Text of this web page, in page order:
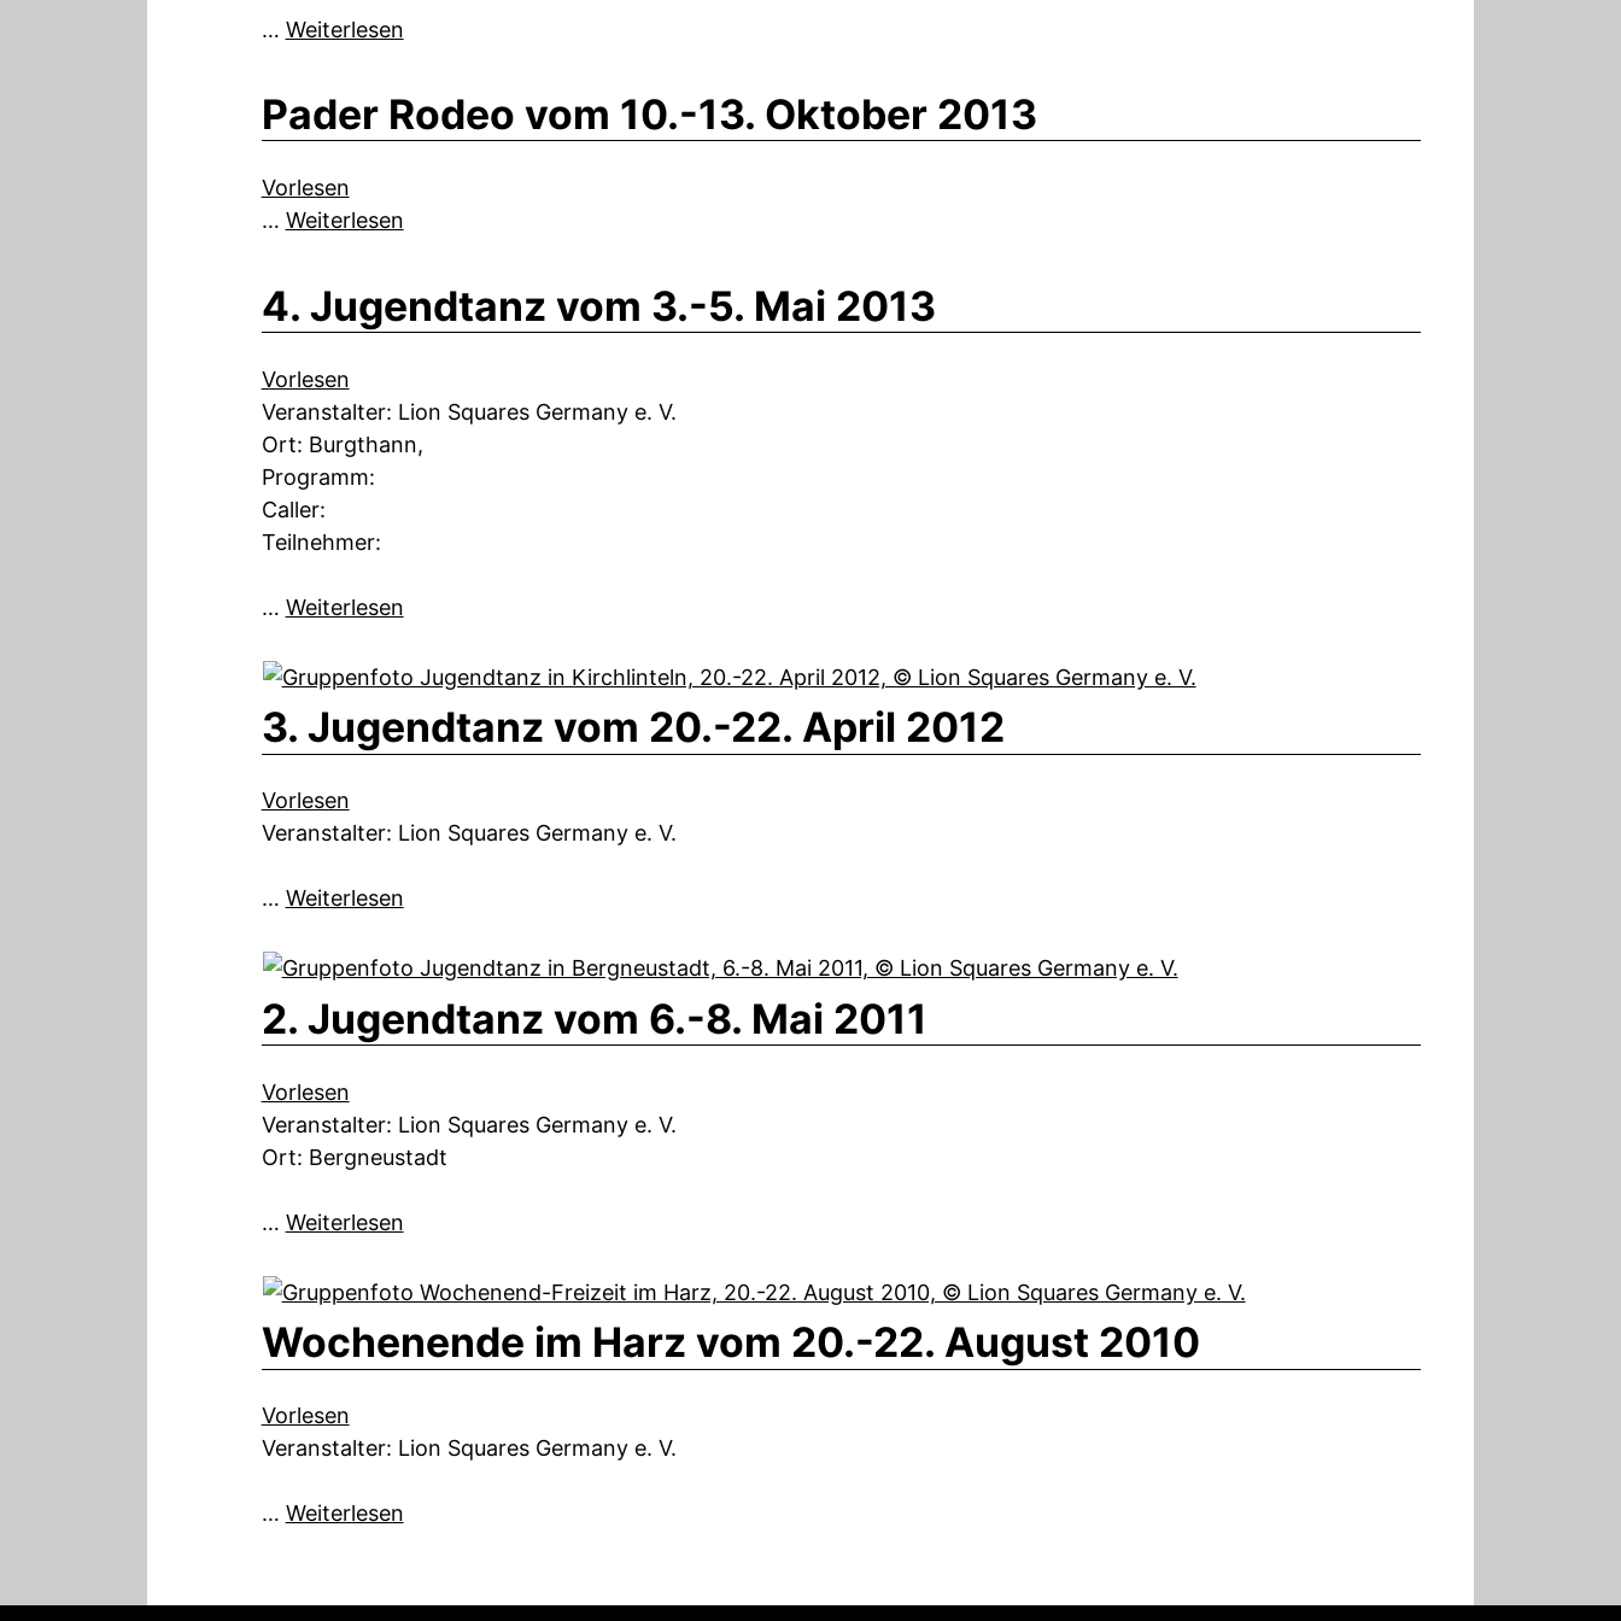
… Weiterlesen
Pader Rodeo vom 10.-13. Oktober 2013
Vorlesen
… Weiterlesen
4. Jugendtanz vom 3.-5. Mai 2013
Vorlesen
Veranstalter: Lion Squares Germany e. V.
Ort: Burgthann,
Programm:
Caller:
Teilnehmer:
… Weiterlesen
3. Jugendtanz vom 20.-22. April 2012
Vorlesen
Veranstalter: Lion Squares Germany e. V.
… Weiterlesen
2. Jugendtanz vom 6.-8. Mai 2011
Vorlesen
Veranstalter: Lion Squares Germany e. V.
Ort: Bergneustadt
… Weiterlesen
Wochenende im Harz vom 20.-22. August 2010
Vorlesen
Veranstalter: Lion Squares Germany e. V.
… Weiterlesen